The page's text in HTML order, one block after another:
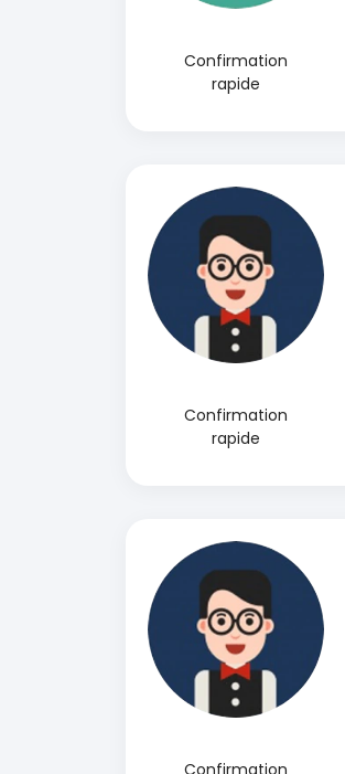
Confirmation
rapide
Confirmation
rapide
Confirmation